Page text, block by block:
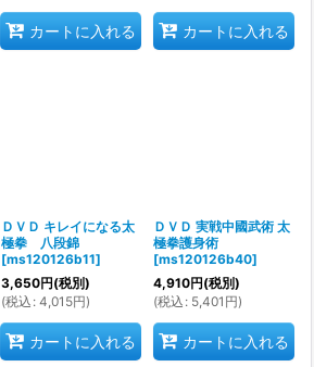
カートに入れる カートに入れる
ＤＶＤ キレイになる太
極拳 八段錦
[ms120126b11]
3,650円(税別)
(税込 : 4,015円)
カートに入れる
ＤＶＤ 実戦中國武術 太
極拳護身術
[ms120126b40]
4,910円(税別)
(税込 : 5,401 円)
カートに入れる